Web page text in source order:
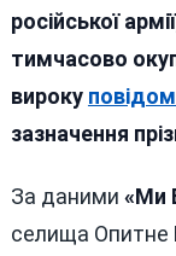
російської
тимчасово
вироку
зазначення
За даними «Ми
селища Опитне